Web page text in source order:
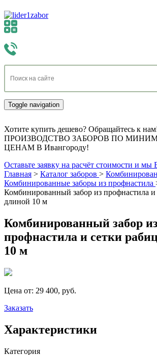
Toggle navigation
Хотите купить дешево? Обращайтесь к
ПРОИЗВОДСТВО ЗАБОРОВ ПО
ЦЕНАМ В Ивангороду!
Оставьте заявку на расчёт стоимости и
Главная > Каталог заборов >
Комбинированные заборы из профнастила
Комбинированный забор из профнастила
длиной 10 м
Комбинированный забор из
профнастила и сетки
10 м
Цена от: 29 400, руб.
Заказать
Характеристики
Категория